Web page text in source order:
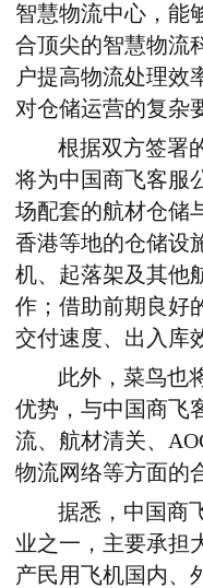
智慧物流中心，能
合顶尖的智慧物流
户提高物流处理效
对仓储运营的复杂
根据双方签署
将为中国商飞客服
场配套的航材仓储
香港等地的仓储设
机、起落架及其他
作；借助前期良好
交付速度、出入库
此外，菜鸟也
优势，与中国商飞
流、航材清关、
物流网络等方面的
据悉， 中国商
业之一， 主要承担
产民用飞机国内、